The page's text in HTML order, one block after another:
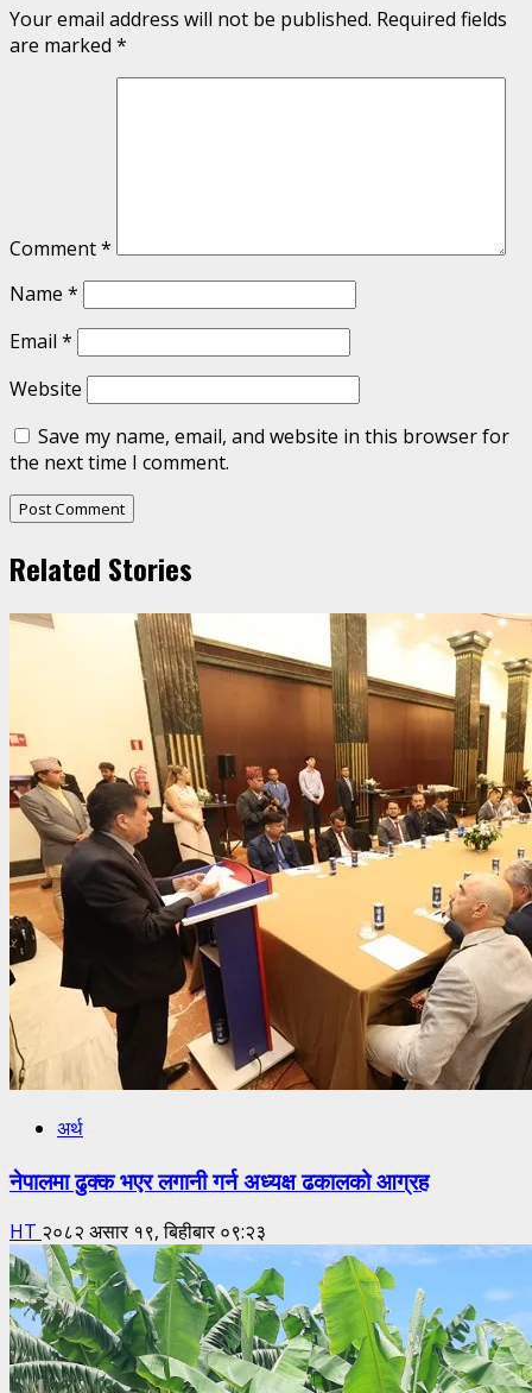
Your email address will not be published. Required fields
are marked *
Comment*
Name *
Email *
Website
Save my name, email, and website in this browser for
the next time I comment.
Related Stories
अर्थ
नेपालमा ढुक्क भएर लगानी गर्न अध्यक्ष ढकालको आग्रह
HT २०८२ असार १९, बिहीबार ०९:२३